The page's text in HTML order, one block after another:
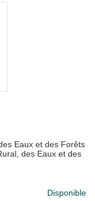
Eaux et des Forêts
des Eaux et des
Disponible